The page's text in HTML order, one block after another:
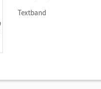
Textband